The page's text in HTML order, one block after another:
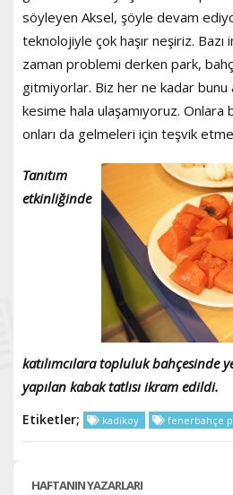
söyleyen Aksel, şöyle devam
teknolojiyle çok haşır neşiriz. Bazı
zaman problemi derken park,
gitmiyorlar. Biz her ne kadar
kesime hala ulaşamıyoruz. Onlara
onları da gelmeleri için teşvik
Tanıtım
etkinliğinde
katılımcılara topluluk bahçesinde
yapılan kabak tatlısı ikram edildi.
Etiketler; kadikoy fenerbahçe
HAFTANIN YAZARLARI